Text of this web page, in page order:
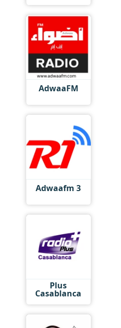
AdwaaFM
Adwaafm 3
Plus
Casablanca